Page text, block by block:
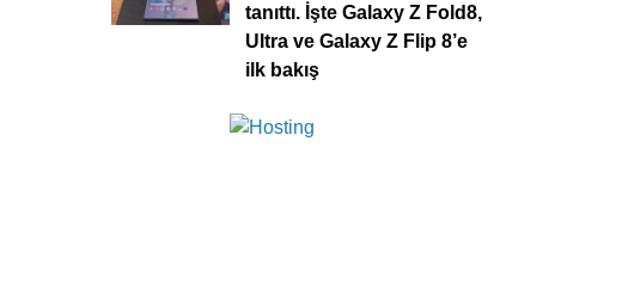
tanıttı. İşte Galaxy Z Fold8,
Ultra ve Galaxy Z Flip 8’e
ilk bakış